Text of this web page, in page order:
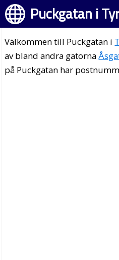
Puckgatan i
Välkommen till Puckgatan i
av bland andra gatorna
på Puckgatan har